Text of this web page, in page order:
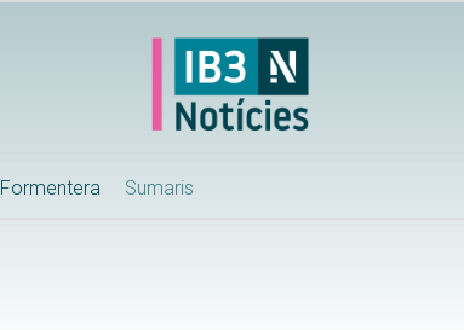
Formentera Sumaris